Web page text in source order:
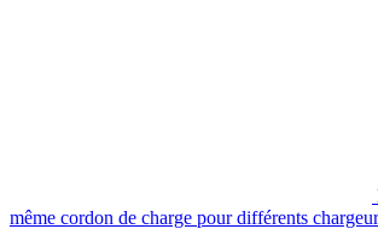
même cordon de charge pour différents